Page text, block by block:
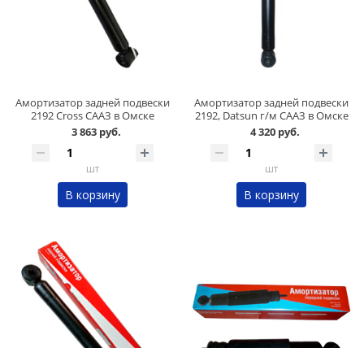
Амортизатор задней подвески
2192 Cross СААЗ в Омске
3 863 руб.
шт
В корзину
Амортизатор задней подвески
2192, Datsun г/м СААЗ в Омске
4 320 руб.
шт
В корзину